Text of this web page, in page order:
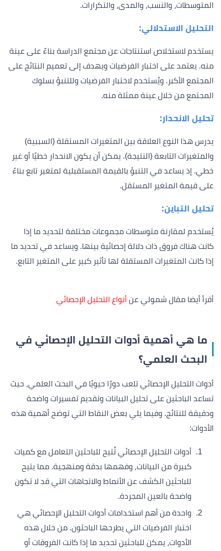
المتوسطات، والنسب، والمدى، والتكرارات.
التحليل الاستدلالي:
يستخدم لاستخلاص استنتاجات عن مجتمع الدراسة بناءً على عينة
منه. يعتمد على اختبار الفرضيات ويهدف إلى تعميم النتائج على
المجتمع الأكبر. ويُستخدم لاختبار الفرضيات وللتنبؤ بسلوك
المجتمع من خلال عينة ممثلة منه.
تحليل الانحدار:
يدرس هذا النوع العلاقة بين المتغيرات المستقلة (السببية)
والمتغيرات التابعة (النتيجة). يمكن أن يكون الانحدار خطيًا أو غير
خطي. إذ يساعد في التنبؤ بالقيمة المستقبلية لمتغير تابع بناءً
على قيمة المتغير المستقل.
تحليل التباين:
يُستخدم لمقارنة متوسطات مجموعات مختلفة لتحديد ما إذا
كانت هناك فروق ذات دلالة إحصائية بينها. ويساعد في تحديد ما
إذا كانت المتغيرات المستقلة لها تأثير كبير على المتغير التابع.
أقرأ أيضا مقال شمولي عن أنواع التحليل الإحصائي
ما هي أهمية أدوات التحليل الإحصائي في
البحث العلمي؟
أدوات التحليل الإحصائي تلعب دورًا حيويًا في البحث العلمي، حيث
تساعد الباحثين على تحليل البيانات وتقديم تفسيرات واضحة
ودقيقة للنتائج. وفيما يلي بعض النقاط التي توضح أهمية هذه
الأدوات:
أدوات التحليل الإحصائي تُتيح للباحثين التعامل مع كميات
كبيرة من البيانات، وفهمها بدقة ومنهجية. مما يتيح
للباحثين الكشف عن الأنماط والاتجاهات التي قد لا تكون
واضحة بالعين المجردة.
واحدة من أهم استخدامات أدوات التحليل الإحصائي هي
اختبار الفرضيات التي يطرحها الباحثون. من خلال هذه
الأدوات، يمكن للباحثين تحديد ما إذا كانت الفروقات أو